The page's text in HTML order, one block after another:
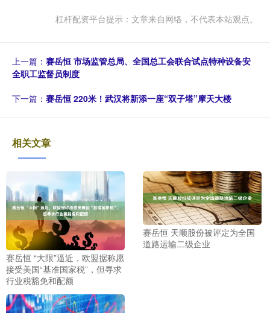
杠杆配资平台提示：文章来自网络，不代表本站观点。
上一篇： 赛岳恒 市场监管总局、全国总工会联合试点特种设备安
全职工监督员制度
下一篇： 赛岳恒 220米！武汉将新添一座“双子塔”摩天大楼
相关文章
赛岳恒 “大限”逼近，欧盟据称愿
接受美国“基准国家税”，但寻求
行业税豁免和配额
赛岳恒 天顺股份被评定为全国
道路运输二级企业